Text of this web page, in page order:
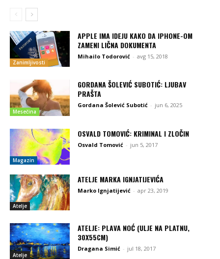
Zanimljivosti
APPLE IMA IDEJU KAKO DA IPHONE-OM
ZAMENI LIČNA DOKUMENTA
Mihailo Todorović - avg 15, 2018
Mesečina
GORDANA ŠOLEVIĆ SUBOTIĆ: LJUBAV
PRAŠTA
Gordana Šolević Subotić - jun 6, 2025
Magazin
OSVALD TOMOVIĆ: KRIMINAL I ZLOČIN
Osvald Tomović - jun 5, 2017
Atelje
ATELJE MARKA IGNJATIJEVIĆA
Marko Ignjatijević - apr 23, 2019
Atelje
ATELJE: PLAVA NOĆ (ULJE NA PLATNU,
30X55CM)
Dragana Simić - jul 18, 2017